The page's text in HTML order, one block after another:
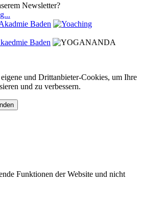
Newsletter?
und Drittanbieter-Cookies, um Ihre
und zu verbessern.
Funktionen der Website und nicht